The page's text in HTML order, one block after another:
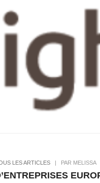
LES ARTICLES | PAR MELISSA